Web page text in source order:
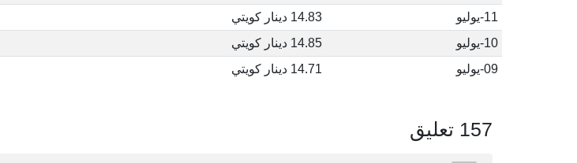
11-يوليو
14.83 دينار كويتي
10-يوليو
14.85 دينار كويتي
09-يوليو
14.71 دينار كويتي
157 تعليق